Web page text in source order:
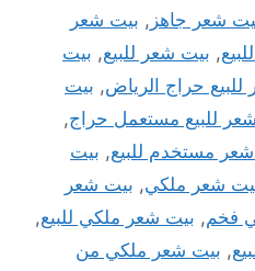
شعر جاهز , بيت شعر
, بيت شعر للبيع, بيت
حراج الرياض, بيت
للبيع مستعمل حراج,
مستخدم للبيع, بيت
شعر ملكي, بيت شعر
فخم, بيت شعر ملكي للبيع,
, بيت شعر ملكي من